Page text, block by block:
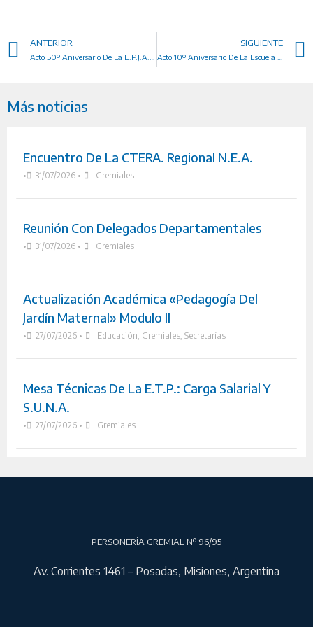
ANTERIOR SIGUIENTE
Más noticias
Encuentro De La CTERA. Regional N.E.A.
• 31/07/2026 • Gremiales
Reunión Con Delegados Departamentales
• 31/07/2026 • Gremiales
Actualización Académica «Pedagogía Del
Jardín Maternal» Modulo II
• 27/07/2026 • Educación Gremiales, Secretarías
Mesa Técnicas De La E.T.P.: Carga Salarial Y
S.U.N.A.
• 27/07/2026 • Gremiales
PERSONERÍA GREMIAL Nº 96/95
Av. Corrientes 1461 – Posadas, Misiones, Argentina